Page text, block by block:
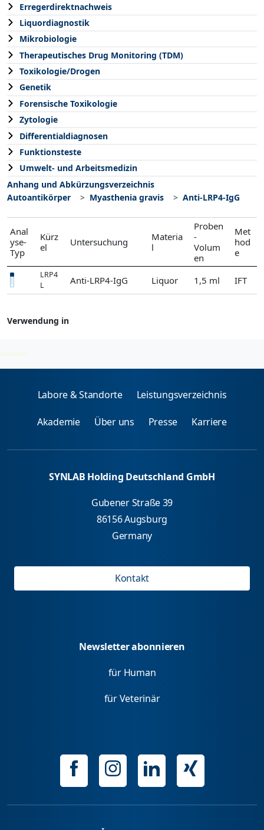
Erregerdirektnachweis
Liquordiagnostik
Mikrobiologie
Therapeutisches Drug Monitoring (TDM)
Toxikologie/Drogen
Genetik
Forensische Toxikologie
Zytologie
Differentialdiagnosen
Funktionsteste
Umwelt- und Arbeitsmedizin
Anhang und Abkürzungsverzeichnis
Autoantikörper
Myasthenia gravis Anti-LRP4-IgG
Anal
yse-
Typ
Kürz
el
Untersuchung
Materia
l
Proben
-
Volum
en
Met
hod
e
LRP4
L
Anti-LRP4-IgG Liquor 1,5 ml IFT
Verwendung in
2026-08-05
Labore & Standorte Leistungsverzeichnis
Akademie Über uns Presse Karriere
SYNLAB Holding Deutschland GmbH
Gubener Straße 39
86156 Augsburg
Germany
Kontakt
Newsletter abonnieren
für Human
für Veterinär